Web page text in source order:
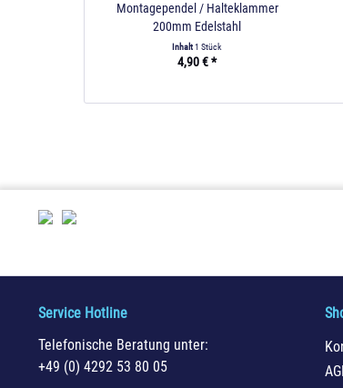
Montagependel / Halteklammer
200mm Edelstahl
Inhalt1 Stück
4,90 € *
Service Hotline
Telefonische Beratung unter:
+49 (0) 4292 53 80 05